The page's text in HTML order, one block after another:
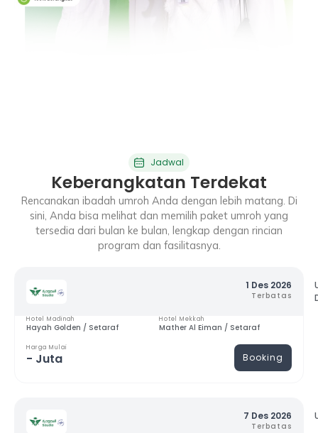
Jadwal
Keberangkatan Terdekat
Rencanakan ibadah umroh Anda dengan lebih matang. Di
sini, Anda bisa melihat dan memilih paket umroh yang
tersedia dari bulan ke bulan, lengkap dengan rincian
program dan fasilitasnya.
1 Des 2026
Terbatas
Hotel Madinah
Hayah Golden / Setaraf
Hotel Mekkah
Mather Al Eiman / Setaraf
Harga Mulai
- Juta Booking
7 Des 2026
Terbatas